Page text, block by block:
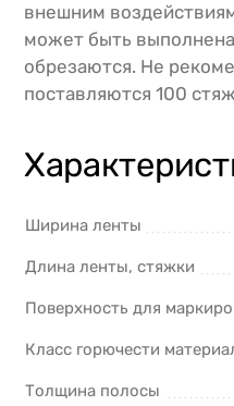
внешним
может быть
обрезаются. Не
поставляются 100
Ширина ленты
Длина ленты, стяжки
Поверхность для
Класс горючести
Толщина полосы